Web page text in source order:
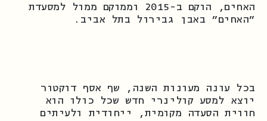
האחים, הוקם ב-2015 וממוקם ממול למסעדת
"האחים" באבן גבירול בתל אביב.
בכל עונה מעונות השנה, שף אסף דוקטור
יוצא למסע קולינרי חדש שכל כולו הוא
חווית הסעדה מקומית, ייחודית ולעיתים